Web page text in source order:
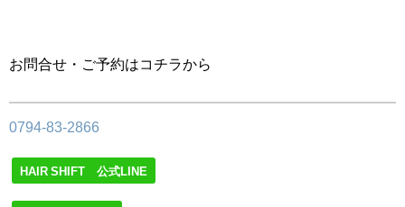
お問合せ・ご予約はコチラから
0794-83-2866
HAIR SHIFT 公式LINE